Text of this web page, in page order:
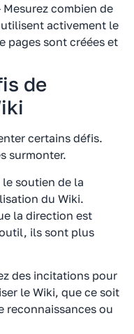
combien de
activement le
pages sont créées et
de
certains défis.
surmonter.
soutien de la
du Wiki.
la direction est
ils sont plus
des incitations pour
le Wiki, que ce soit
reconnaissances ou